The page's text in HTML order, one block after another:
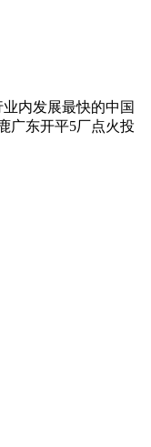
内发展最快的中国
广东开平5厂点火投